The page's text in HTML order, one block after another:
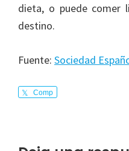
dieta, o puede comer
destino.
Fuente: Sociedad
Comp